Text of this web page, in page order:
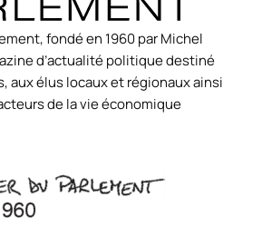
fondé en 1960 par Michel
d’actualité politique destiné
aux élus locaux et régionaux ainsi
de la vie économique